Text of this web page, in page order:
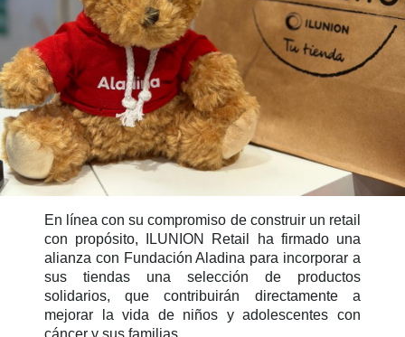
En línea con su compromiso de construir un retail
con propósito, ILUNION Retail ha firmado una
alianza con Fundación Aladina para incorporar a
sus tiendas una selección de productos
solidarios, que contribuirán directamente a
mejorar la vida de niños y adolescentes con